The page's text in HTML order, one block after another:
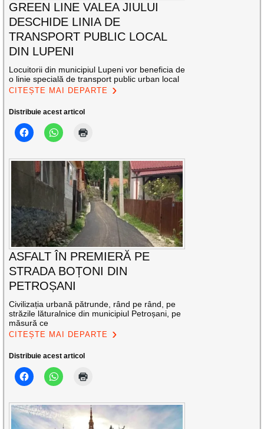
GREEN LINE VALEA JIULUI
DESCHIDE LINIA DE
TRANSPORT PUBLIC LOCAL
DIN LUPENI
Locuitorii din municipiul Lupeni vor beneficia de
o linie specială de transport public urban local
CITEȘTE MAI DEPARTE
Distribuie acest articol
ASFALT ÎN PREMIERĂ PE
STRADA BOȚONI DIN
PETROȘANI
Civilizația urbană pătrunde, rând pe rând, pe
străzile lăturalnice din municipiul Petroșani, pe
măsură ce
CITEȘTE MAI DEPARTE
Distribuie acest articol